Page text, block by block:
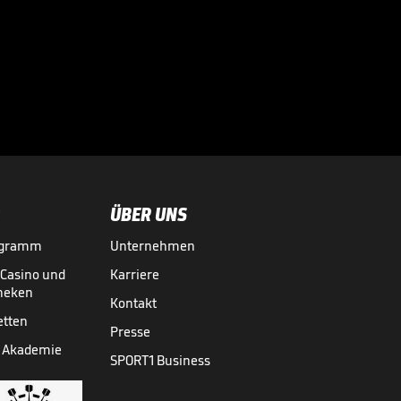
und
Akademie
ÜBER UNS
Unternehmen
Karriere
Kontakt
Presse
SPORT1 Business